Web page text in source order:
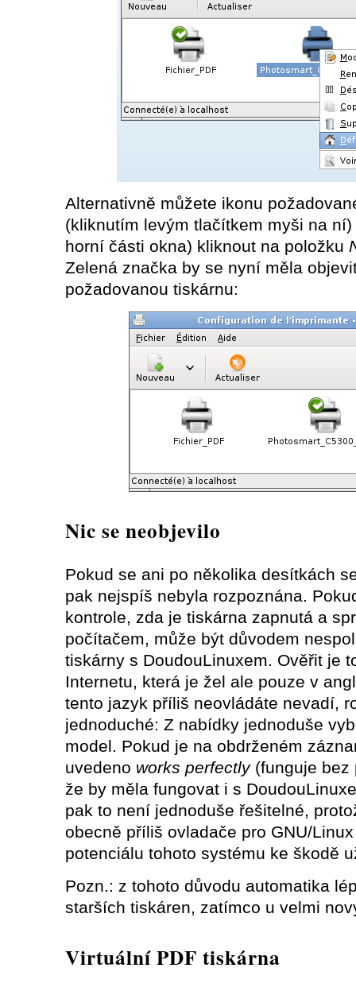
Alternativně můžete ikonu
(kliknutím levým tlačítkem myši na
horní části okna) kliknout na položku
Zelená značka by se nyní měla
požadovanou tiskárnu:
Nic se neobjevilo
Pokud se ani po několika desítkách
pak nejspíš nebyla rozpoznána.
kontrole, zda je tiskárna zapnutá a
počítačem, může být důvodem
tiskárny s DoudouLinuxem. Ověřit je
Internetu, která je žel ale pouze v
tento jazyk příliš neovládáte nevadí,
jednoduché: Z nabídky jednoduše
model. Pokud je na obdrženém
uvedeno works perfectly(funguje bez
že by měla fungovat i s
pak to není jednoduše řešitelné,
obecně příliš ovladače pro GNU/
potenciálu tohoto systému ke škodě
Pozn.: z tohoto důvodu automatika
starších tiskáren, zatímco u velmi
Virtuální PDF tiskárna